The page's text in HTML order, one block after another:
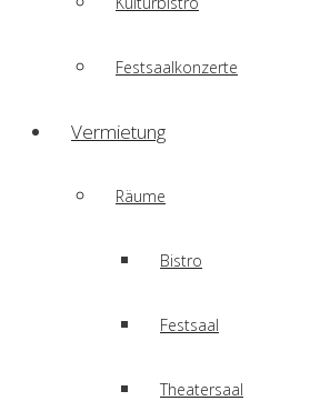
Festsaalkonzerte
Vermietung
Räume
Bistro
Festsaal
Theatersaal